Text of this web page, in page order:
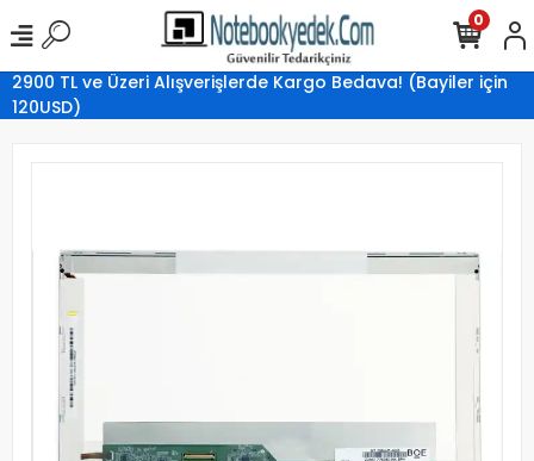
2900 TL ve Üzeri Alışverişlerde Kargo Bedava! (Bayiler için
120USD)
0